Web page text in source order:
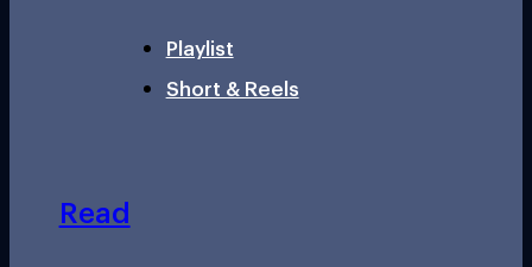
Playlist
Short & Reels
Read